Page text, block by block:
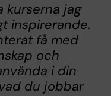
kurserna jag
inspirerande.
få med
och
i din
du jobbar